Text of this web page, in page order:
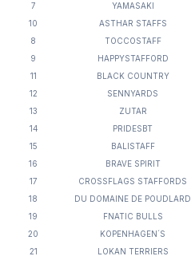
7
YAMASAKI
10
ASTHAR STAFFS
8
TOCCOSTAFF
9
HAPPYSTAFFORD
11
BLACK COUNTRY
12
SENNYARDS
13
ZUTAR
14
PRIDESBT
15
BALISTAFF
16
BRAVE SPIRIT
17
CROSSFLAGS STAFFORDS
18
DU DOMAINE DE POUDLARD
19
FNATIC BULLS
20
KOPENHAGEN´S
21
LOKAN TERRIERS